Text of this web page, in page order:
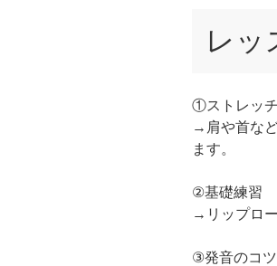
レッ
①ストレッチ
→肩や首な
ます。
②基礎練習
→リップロ
③発音のコ